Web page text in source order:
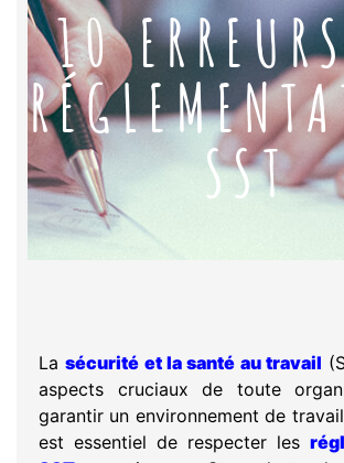
10
SST
Lasécurité et la santé au travail
aspects cruciaux de toute
garantir un environnement de
est essentiel de respecter les